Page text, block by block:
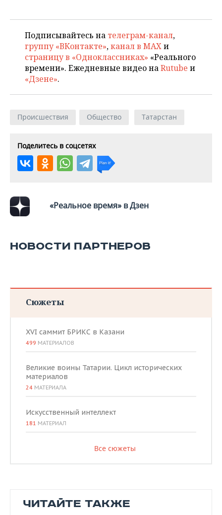
Подписывайтесь на телеграм-канал,
группу «ВКонтакте»,канал в MAXи
страницу в «Одноклассниках» «Реального
времени». Ежедневные видео наRutube и
«Дзене».
Происшествия Общество Татарстан
Поделитесь в соцсетях
«Реальное время» в Дзен
НОВОСТИ ПАРТНЕРОВ
Сюжеты
XVI саммит БРИКС в Казани
499 МАТЕРИАЛОВ
Великие воины Татарии. Цикл исторических
материалов
24 МАТЕРИАЛА
Искусственный интеллект
181 МАТЕРИАЛ
Все сюжеты
ЧИТАЙТЕ ТАКЖЕ